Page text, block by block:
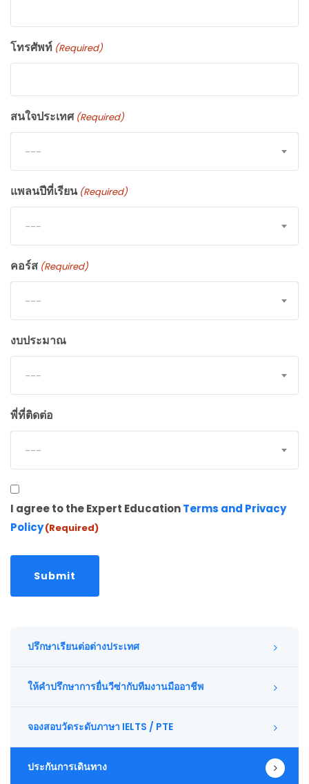
โทรศัพท์ (Required)
สนใจประเทศ (Required)
---
แพลนปีที่เรียน (Required)
---
คอร์ส (Required)
---
งบประมาณ
---
พี่ที่ติดต่อ
---
Consent
(Required)
I agree to the Expert EducationTerms and Privacy
Policy(Required)
ปรึกษาเรียนต่อต่างประเทศ
ให้คำปรึกษาการยื่นวีซ่ากับทีมงานมืออาชีพ
จองสอบวัดระดับภาษา IELTS / PTE
ประกันการเดินทาง